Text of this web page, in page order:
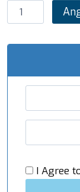
SARO
Spültisch
1600
I Agree